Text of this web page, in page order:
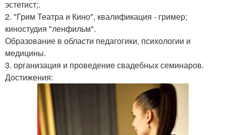
эстетист;.
2. "Грим Театра и Кино", квалификация - гример;
киностудия "ленфильм".
Образование в области педагогики, психологии и
медицины.
3. организация и проведение свадебных семинаров.
Достижения: